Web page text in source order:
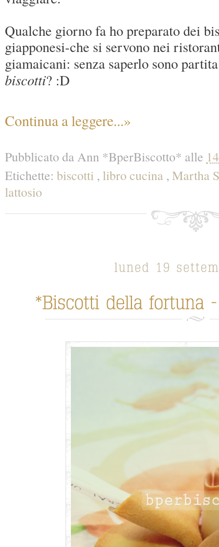
Qualche giorno fa ho preparato dei
giapponesi-che si servono nei
giamaicani: senza saperlo sono
biscotti? :D
Continua a leggere...»
Pubblicato daAnn *BperBiscotto* alle
Etichette: biscotti , libro cucina , Martha
lattosio